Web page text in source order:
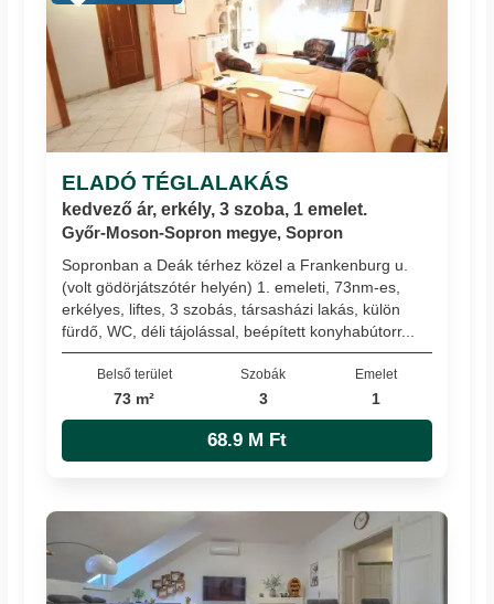
ELADÓ TÉGLALAKÁS
kedvező ár, erkély, 3 szoba, 1 emelet.
Győr-Moson-Sopron megye, Sopron
Sopronban a Deák térhez közel a Frankenburg u.
(volt gödörjátszótér helyén) 1. emeleti, 73nm-es,
erkélyes, liftes, 3 szobás, társasházi lakás, külön
fürdő, WC, déli tájolással, beépített konyhabútorr...
Belső terület
73 m²
Szobák
3
Emelet
1
68.9 M Ft